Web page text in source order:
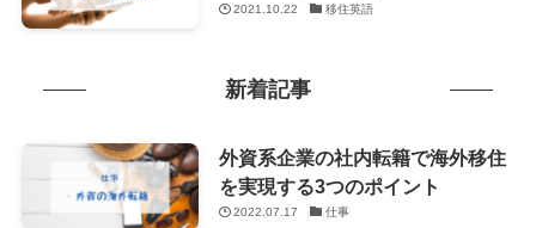
2021.10.22 移住英語
新着記事
外資系企業の社内転籍で海外移住
を実現する3つのポイント
2022.07.17 仕事